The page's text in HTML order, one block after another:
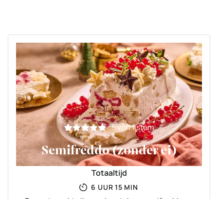
5van 1 stem
Semifreddo (zonder ei)
Totaaltijd
6 UUR
UUR 15 MINUTEN
MIN